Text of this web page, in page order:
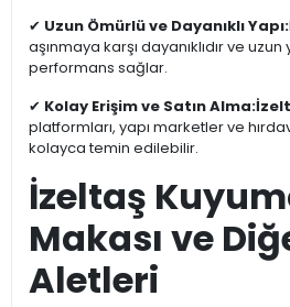
✔ Uzun Ömürlü ve Dayanıklı Yapı:
aşınmaya karşı dayanıklıdır ve
performans sağlar.
✔ Kolay Erişim ve Satın Alma:
platformları, yapı marketler ve
kolayca temin edilebilir.
İzeltaş
Makası ve
Aletleri